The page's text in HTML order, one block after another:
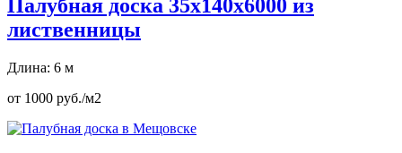
Палубная доска 35х140х6000 из
лиственницы
Длина: 6 м
от 1000 руб./м2